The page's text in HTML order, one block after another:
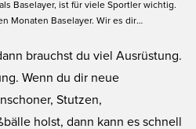
Baselayer, ist für viele Sportler wichtig.
Monaten Baselayer. Wir es dir
Kindergrößen suchst. Wir haben in
große Auswahl, damit du zwischen
brauchst du viel Ausrüstung.
Wenn du dir neue
Stutzen,
holst, dann kann es schnell